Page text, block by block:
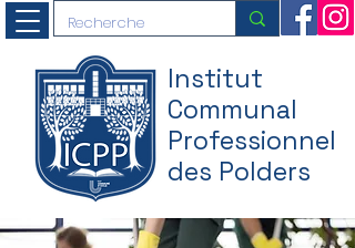
Institut
Communal
Professionnel
des Polders